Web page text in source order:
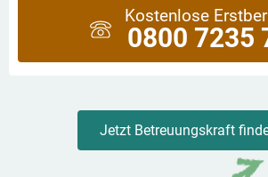
Kostenlose
0800 7235
Jetzt Betreuungskraft